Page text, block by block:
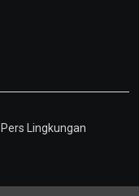
Pers Lingkungan